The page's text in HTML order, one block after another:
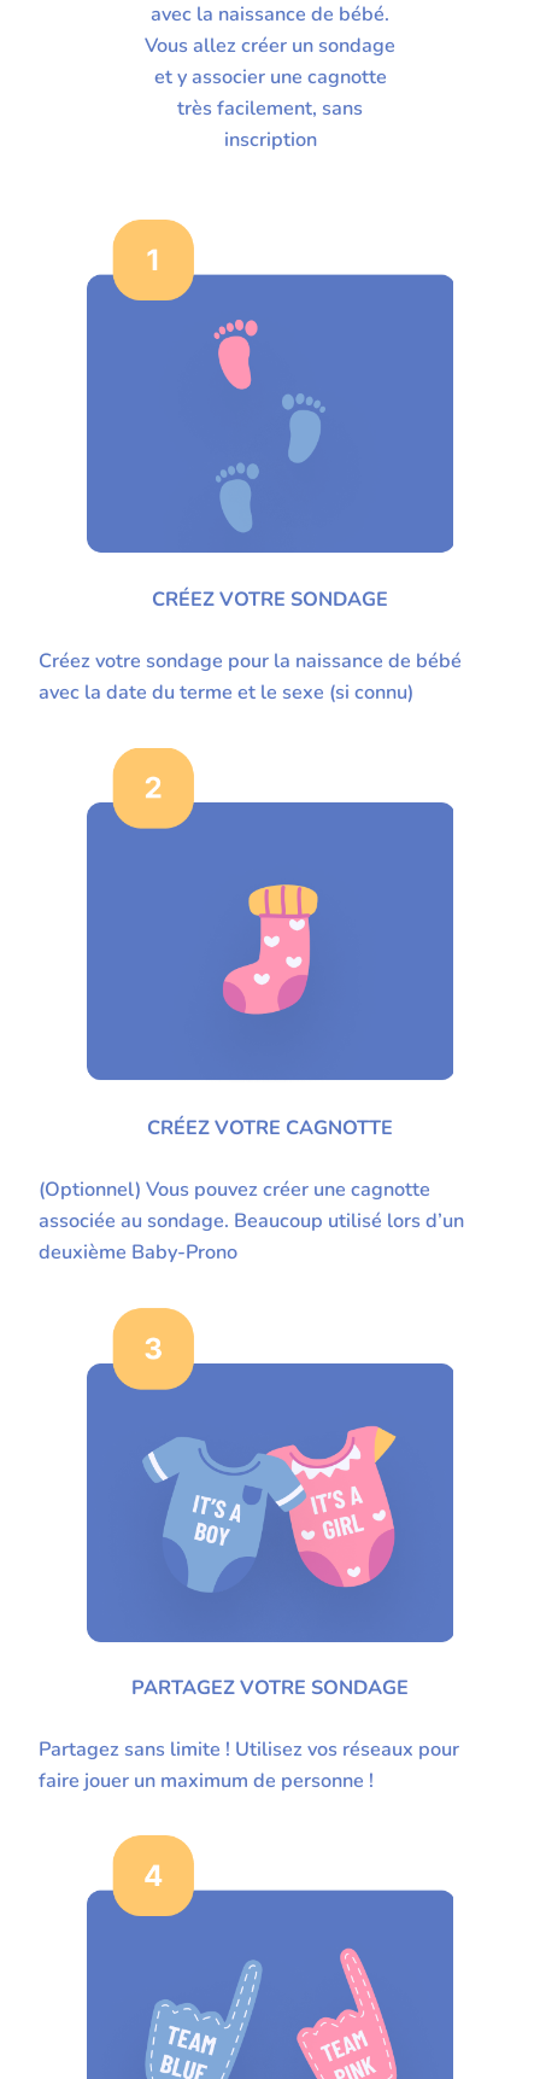
avec la naissance de bébé.
Vous allez créer un sondage
et y associer une cagnotte
très facilement, sans
inscription
CRÉEZ VOTRE SONDAGE
Créez votre sondage pour la naissance de bébé
avec la date du terme et le sexe (si connu)
CRÉEZ VOTRE CAGNOTTE
(Optionnel) Vous pouvez créer une cagnotte
associée au sondage. Beaucoup utilisé lors d’un
deuxième Baby-Prono
PARTAGEZ VOTRE SONDAGE
Partagez sans limite ! Utilisez vos réseaux pour
faire jouer un maximum de personne !